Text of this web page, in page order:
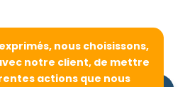
nous choisissons,
notre client, de mettre
actions que nous